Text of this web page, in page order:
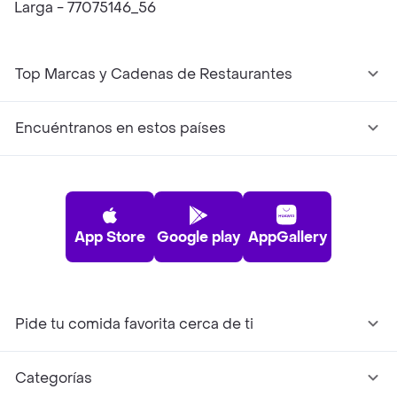
Larga - 77075146_56
Top Marcas y Cadenas de Restaurantes
Encuéntranos en estos países
App Store Google play AppGallery
Pide tu comida favorita cerca de ti
Categorías